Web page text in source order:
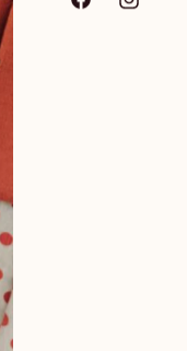
FacebookInstagram